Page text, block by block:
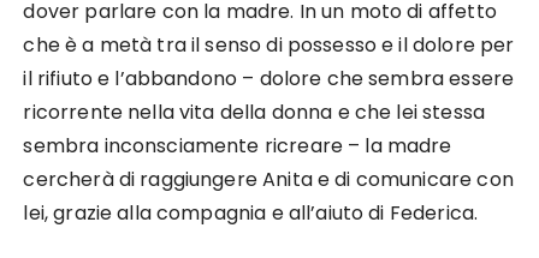
dover parlare con la madre. In un moto di affetto
che è a metà tra il senso di possesso e il dolore per
il rifiuto e l’abbandono – dolore che sembra essere
ricorrente nella vita della donna e che lei stessa
sembra inconsciamente ricreare – la madre
cercherà di raggiungere Anita e di comunicare con
lei, grazie alla compagnia e all’aiuto di Federica.